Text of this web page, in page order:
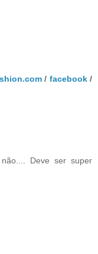
/ facebook/
Deve ser super